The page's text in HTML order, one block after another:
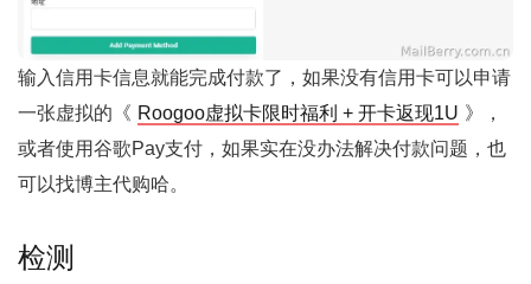
输入信用卡信息就能完成付款了，如果没有信用卡可以申请
一张虚拟的《 Roogoo虚拟卡限时福利 + 开卡返现1U 》，
或者使用谷歌Pay支付，如果实在没办法解决付款问题，也
可以找博主代购哈。
检测